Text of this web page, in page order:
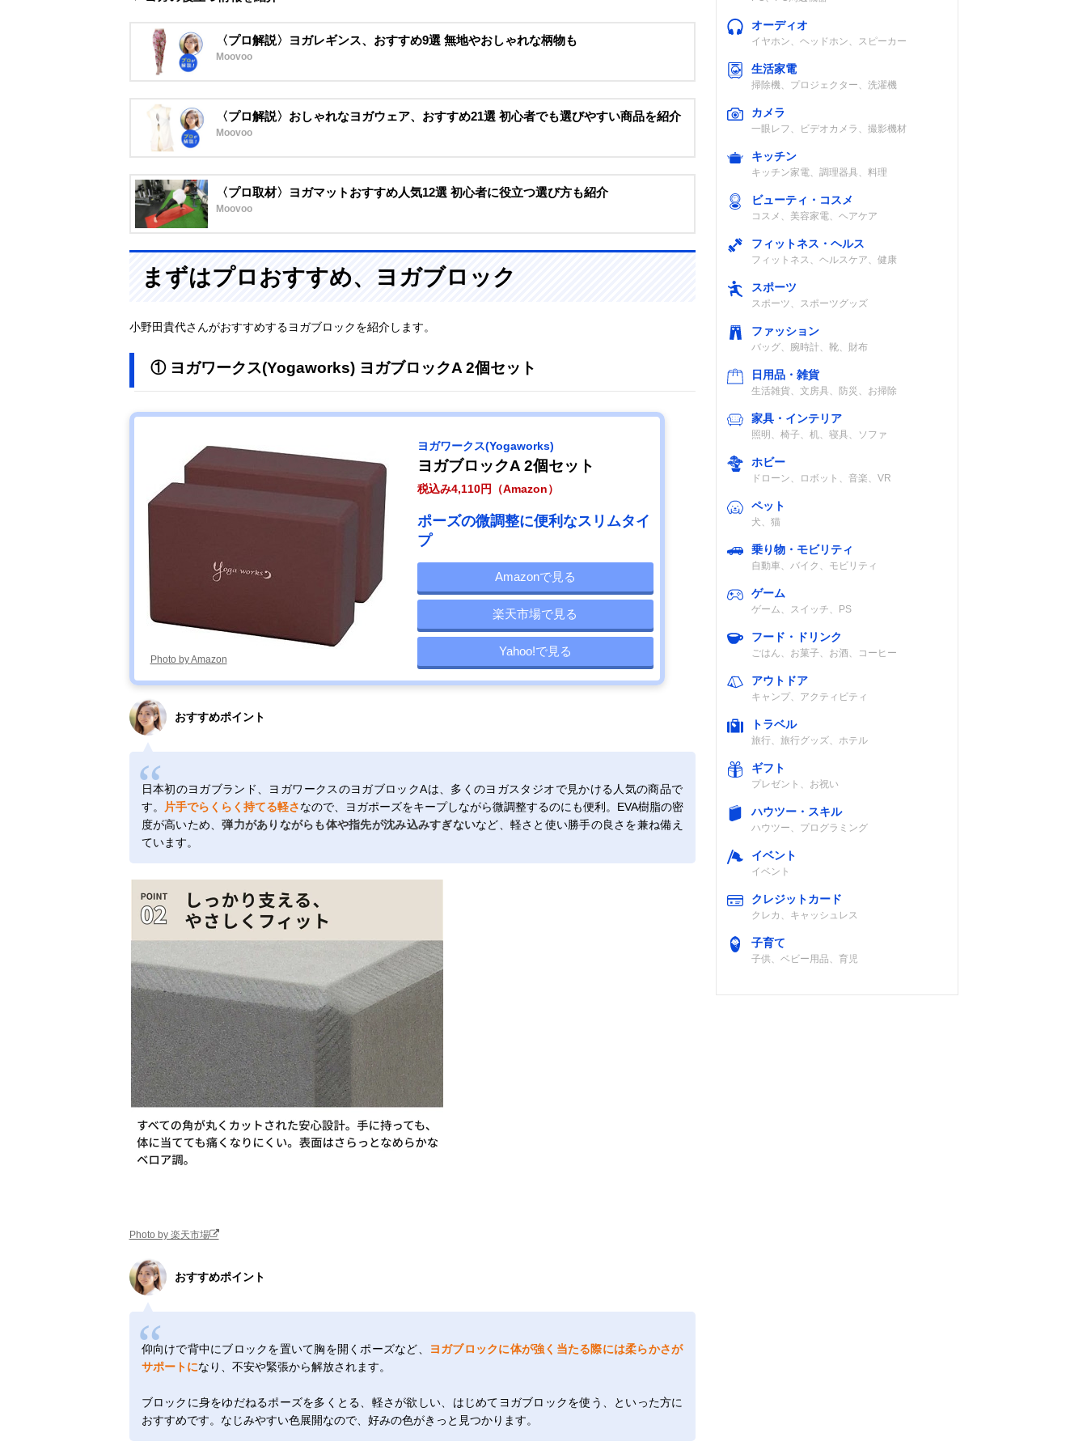
〈プロ解説〉ヨガレギンス、おすすめ9選 無地やおしゃれな柄物も
Moovoo
〈プロ解説〉おしゃれなヨガウェア、おすすめ21選 初心者でも選びやすい商品を紹介
Moovoo
〈プロ取材〉ヨガマットおすすめ人気12選 初心者に役立つ選び方も紹介
Moovoo
まずはプロおすすめ、ヨガブロック
小野田貴代さんがおすすめするヨガブロックを紹介します。
① ヨガワークス(Yogaworks) ヨガブロックA 2個セット
Photo by Amazon
ヨガワークス(Yogaworks)
ヨガブロックA 2個セット
税込み4,110円（Amazon）
ポーズの微調整に便利なスリムタイ
プ
Amazonで見る
楽天市場で見る
Yahoo!で見る
おすすめポイント
日本初のヨガブランド、ヨガワークスのヨガブロックAは、多くのヨガスタジオで見かける人気の商品で
す。
片手でらくらく持てる軽さなので、ヨガポーズをキープしながら微調整するのにも便利。EVA樹脂の密
度が高いため、弾力がありながらも体や指先が沈み込みすぎないなど、軽さと使い勝手の良さを兼ね備え
ています。
Photo by 楽天市場
おすすめポイント
仰向けで背中にブロックを置いて胸を開くポーズなど、
ヨガブロックに体が強く当たる際には柔らかさが
サポートになり、不安や緊張から解放されます。
ブロックに身をゆだねるポーズを多くとる、軽さが欲しい、はじめてヨガブロックを使う、といった方に
おすすめです。なじみやすい色展開なので、好みの色がきっと見つかります。
オーディオ
イヤホン、ヘッドホン、スピーカー
生活家電
掃除機、プロジェクター、洗濯機
カメラ
一眼レフ、ビデオカメラ、撮影機材
キッチン
キッチン家電、調理器具、料理
ビューティ・コスメ
コスメ、美容家電、ヘアケア
フィットネス・ヘルス
フィットネス、ヘルスケア、健康
スポーツ
スポーツ、スポーツグッズ
ファッション
バッグ、腕時計、靴、財布
日用品・雑貨
生活雑貨、文房具、防災、お掃除
家具・インテリア
照明、椅子、机、寝具、ソファ
ホビー
ドローン、ロボット、音楽、VR
ペット
犬、猫
乗り物・モビリティ
自動車、バイク、モビリティ
ゲーム
ゲーム、スイッチ、PS
フード・ドリンク
ごはん、お菓子、お酒、コーヒー
アウトドア
キャンプ、アクティビティ
トラベル
旅行、旅行グッズ、ホテル
ギフト
プレゼント、お祝い
ハウツー・スキル
ハウツー、プログラミング
イベント
イベント
クレジットカード
クレカ、キャッシュレス
子育て
子供、ベビー用品、育児